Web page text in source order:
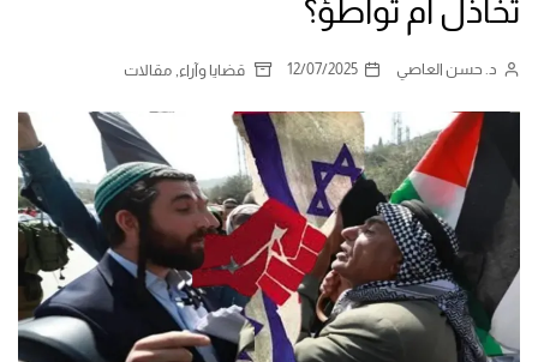
تخاذل أم تواطؤ؟
د. حسن العاصي 12/07/2025 قضايا وآراء مقالات